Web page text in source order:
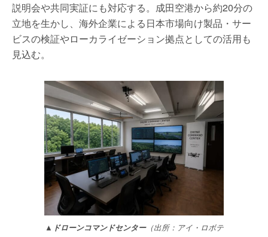
説明会や共同実証にも対応する。成田空港から約20分の
立地を生かし、海外企業による日本市場向け製品・サー
ビスの検証やローカライゼーション拠点としての活用も
見込む。
▲ドローンコマンドセンター（出所：アイ・ロボテ